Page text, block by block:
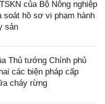
của Bộ Nông nghiệp
hồ sơ vi phạm hành
sản
Thủ tướng Chính phủ
các biện pháp cấp
cháy rừng